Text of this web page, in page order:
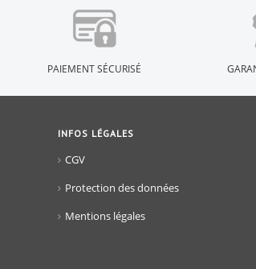
PAIEMENT SÉCURISÉ
INFOS LÉGALES
CGV
Protection des données
Mentions légales